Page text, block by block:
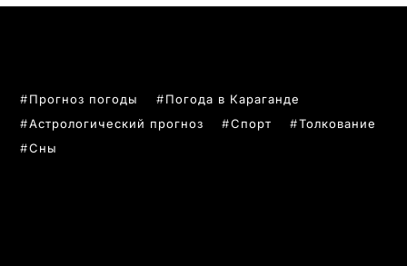
Прогноз погоды
Погода в Караганде
Астрологический прогноз
Спорт
Толкование
Сны